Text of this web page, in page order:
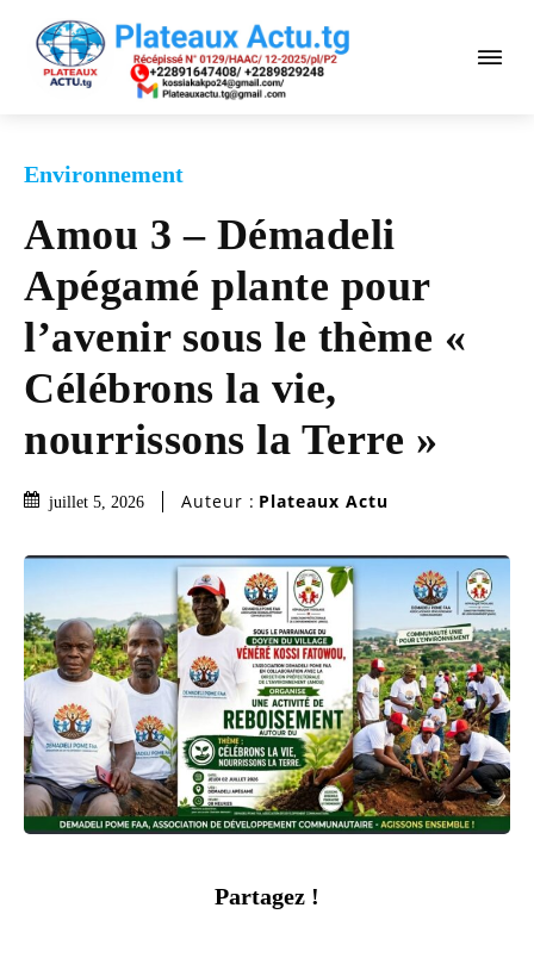
Environnement
Amou 3 – Démadeli
Apégamé plante pour
l’avenir sous le thème «
Célébrons la vie,
nourrissons la Terre »
juillet 5, 2026 Auteur : Plateaux Actu
Partagez !